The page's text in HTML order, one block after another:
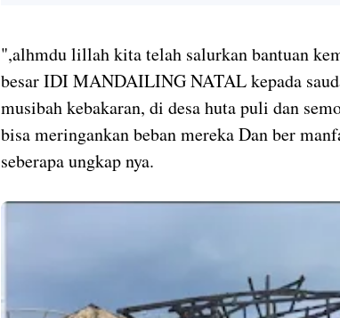
",alhmdu lillah kita telah salurkan bantuan
besar IDI MANDAILING NATAL kepada
musibah kebakaran, di desa huta puli dan
bisa meringankan beban mereka Dan ber
seberapa ungkap nya.